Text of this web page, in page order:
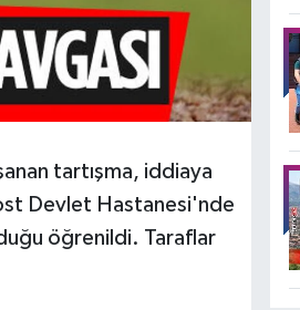
tartışma, iddiaya
Devlet Hastanesi'nde
öğrenildi. Taraflar